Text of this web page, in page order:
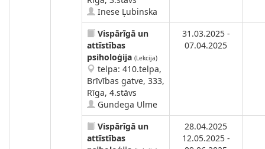
Inese Ļubinska
Vispārīgā un
attīstības
psiholoģija (Lekcija)
telpa: 410.telpa,
Brīvības gatve, 333,
Rīga, 4.stāvs
Gundega Ulme
31.03.2025 -
07.04.2025
Vispārīgā un
attīstības
28.04.2025
12.05.2025 -